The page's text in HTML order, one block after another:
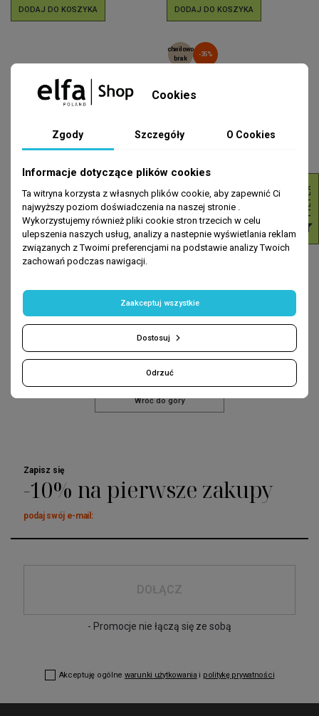
DODAJ DO KOSZYKA DODAJ DO KOSZYKA
OLEJKI
INTENSIVE HAIR THERAPY
16,99 zł
DODAJ DO KOSZYKA
-35%
chwilowo
brak
SZAMPONY
69,52 zł
DODAJ DO KOSZYKA
obniżką: 64.17 zł
Wróć do góry
Zapisz się
-10% na pierwsze zakupy
podaj swój e-mail:
DOŁĄCZ
- Promocje nie łączą się ze sobą
Akceptuję ogólne warunki użytkowania i politykę prywatności
Cookies
Zgody Szczegóły O Cookies
Informacje dotyczące plików cookies
Ta witryna korzysta z własnych plików cookie, aby zapewnić Ci
najwyższy poziom doświadczenia na naszej stronie .
Wykorzystujemy również pliki cookie stron trzecich w celu
ulepszenia naszych usług, analizy a nastepnie wyświetlania reklam
związanych z Twoimi preferencjami na podstawie analizy Twoich
zachowań podczas nawigacji.
Odrzuć
Dostosuj
Zaakceptuj wszystkie
R